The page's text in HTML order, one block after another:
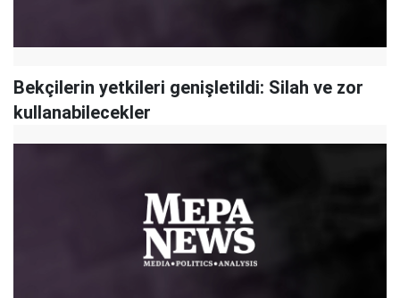
Bekçilerin yetkileri genişletildi: Silah ve zor
kullanabilecekler